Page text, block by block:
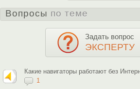
Вопросы по теме
Задать вопрос
ЭКСПЕРТУ
Какие навигаторы работают без
1